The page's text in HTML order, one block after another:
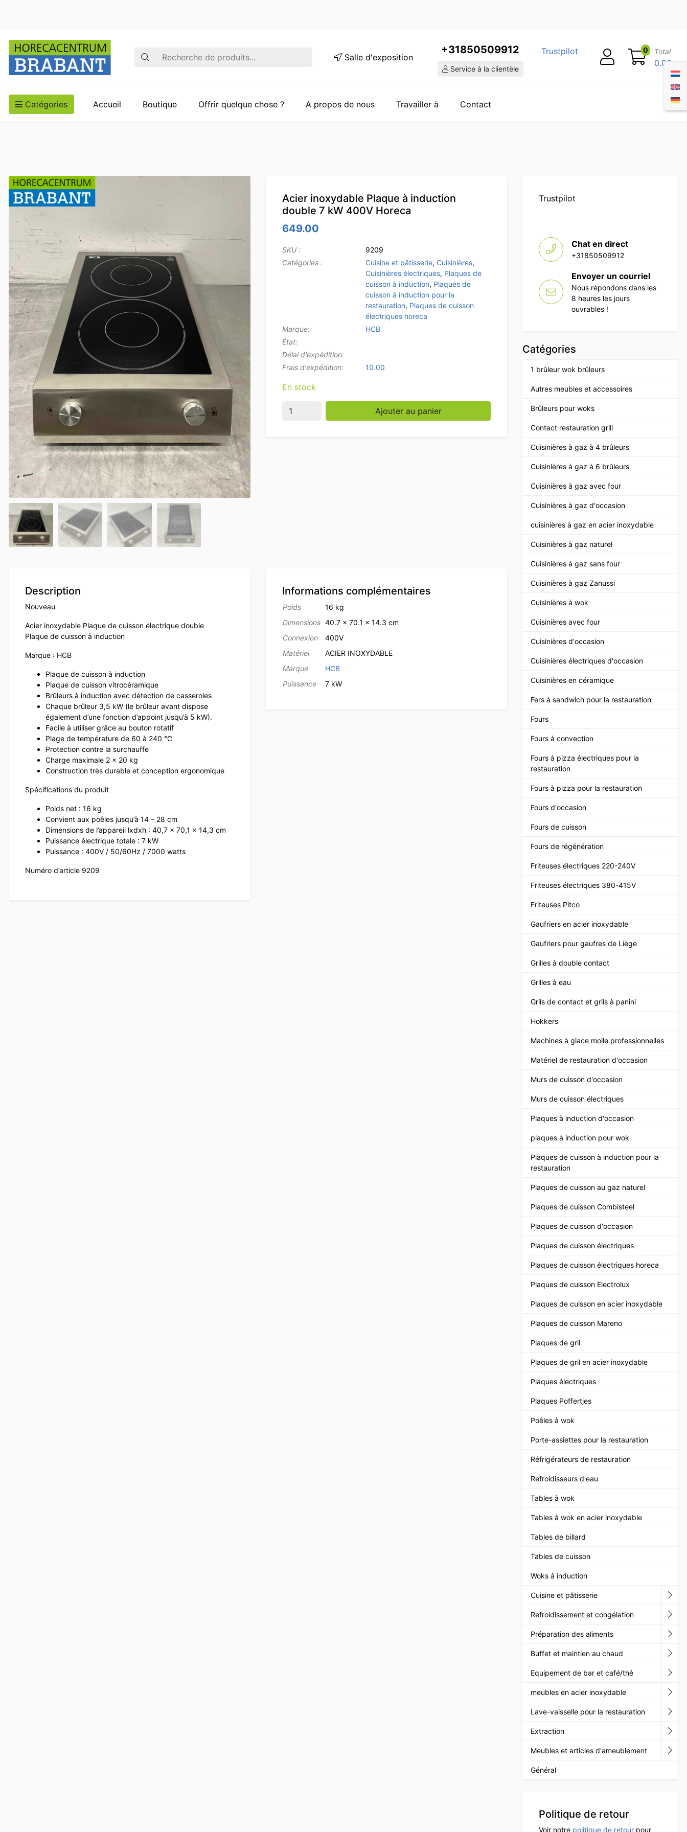
Recherche Salle d'exposition
+31850509912
Service à la clientèle
Trustpilot 0 Total
0.00
Catégories Accueil Boutique Offrir quelque chose ? A propos de nous Travailler à Contact
Acier inoxydable Plaque à induction
double 7 kW 400V Horeca
649.00
SKU :
9209
Catégories :
Cuisine et pâtisserie, Cuisinières,
Cuisinières électriques, Plaques de
cuisson à induction, Plaques de
cuisson à induction pour la
restauration, Plaques de cuisson
électriques horeca
Marque:
HCB
État:
Délai d'expédition:
Frais d'expédition:
10.00
En stock
quantité de Acier inoxydable Plaque à induction double 7 kW 400V Horeca
Ajouter au panier
Description
Nouveau
Acier inoxydable Plaque de cuisson électrique double
Plaque de cuisson à induction
Marque : HCB
Plaque de cuisson à induction
Plaque de cuisson vitrocéramique
Brûleurs à induction avec détection de casseroles
Chaque brûleur 3,5 kW (le brûleur avant dispose
également d’une fonction d’appoint jusqu’à 5 kW).
Facile à utiliser grâce au bouton rotatif
Plage de température de 60 à 240 °C
Protection contre la surchauffe
Charge maximale 2 x 20 kg
Construction très durable et conception ergonomique
Spécifications du produit
Poids net : 16 kg
Convient aux poêles jusqu’à 14 – 28 cm
Dimensions de l’appareil lxdxh : 40,7 x 70,1 x 14,3 cm
Puissance électrique totale : 7 kW
Puissance : 400V / 50/60Hz / 7000 watts
Numéro d’article 9209
Informations complémentaires
Poids
16 kg
Dimensions 40.7 × 70.1 × 14.3 cm
Connexion
400V
Matériel
ACIER INOXYDABLE
Marque
HCB
Puissance
7 kW
Trustpilot
Chat en direct
+31850509912
Envoyer un courriel
Nous répondons dans les
8 heures les jours
ouvrables !
Catégories
1 brûleur wok brûleurs
Autres meubles et accessoires
Brûleurs pour woks
Contact restauration grill
Cuisinières à gaz à 4 brûleurs
Cuisinières à gaz à 6 brûleurs
Cuisinières à gaz avec four
Cuisinières à gaz d'occasion
cuisinières à gaz en acier inoxydable
Cuisinières à gaz naturel
Cuisinières à gaz sans four
Cuisinières à gaz Zanussi
Cuisinières à wok
Cuisinières avec four
Cuisinières d'occasion
Cuisinières électriques d'occasion
Cuisinières en céramique
Fers à sandwich pour la restauration
Fours
Fours à convection
Fours à pizza électriques pour la
restauration
Fours à pizza pour la restauration
Fours d'occasion
Fours de cuisson
Fours de régénération
Friteuses électriques 220-240V
Friteuses électriques 380-415V
Friteuses Pitco
Gaufriers en acier inoxydable
Gaufriers pour gaufres de Liège
Grilles à double contact
Grilles à eau
Grils de contact et grils à panini
Hokkers
Machines à glace molle professionnelles
Matériel de restauration d'occasion
Murs de cuisson d'occasion
Murs de cuisson électriques
Plaques à induction d'occasion
plaques à induction pour wok
Plaques de cuisson à induction pour la
restauration
Plaques de cuisson au gaz naturel
Plaques de cuisson Combisteel
Plaques de cuisson d'occasion
Plaques de cuisson électriques
Plaques de cuisson électriques horeca
Plaques de cuisson Electrolux
Plaques de cuisson en acier inoxydable
Plaques de cuisson Mareno
Plaques de gril
Plaques de gril en acier inoxydable
Plaques électriques
Plaques Poffertjes
Poêles à wok
Porte-assiettes pour la restauration
Réfrigérateurs de restauration
Refroidisseurs d'eau
Tables à wok
Tables à wok en acier inoxydable
Tables de billard
Tables de cuisson
Woks à induction
Cuisine et pâtisserie
Refroidissement et congélation
Préparation des aliments
Buffet et maintien au chaud
Equipement de bar et café/thé
meubles en acier inoxydable
Lave-vaisselle pour la restauration
Extraction
Meubles et articles d'ameublement
Général
Politique de retour
Voir notre politique de retour pour